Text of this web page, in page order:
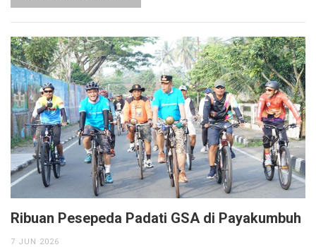
Ribuan Pesepeda Padati GSA di Payakumbuh
7 JUN 2026